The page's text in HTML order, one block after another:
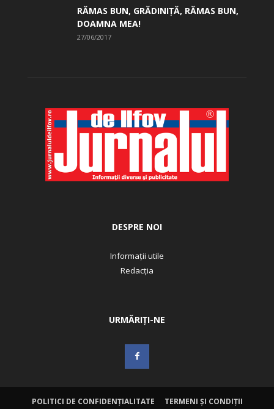
RĂMAS BUN, GRĂDINIŢĂ, ­RĂMAS BUN,
DOAMNA MEA!
27/06/2017
DESPRE NOI
Informații utile
Redacția
URMĂRIȚI-NE
POLITICI DE CONFIDENȚIALITATE TERMENI ȘI CONDIȚII